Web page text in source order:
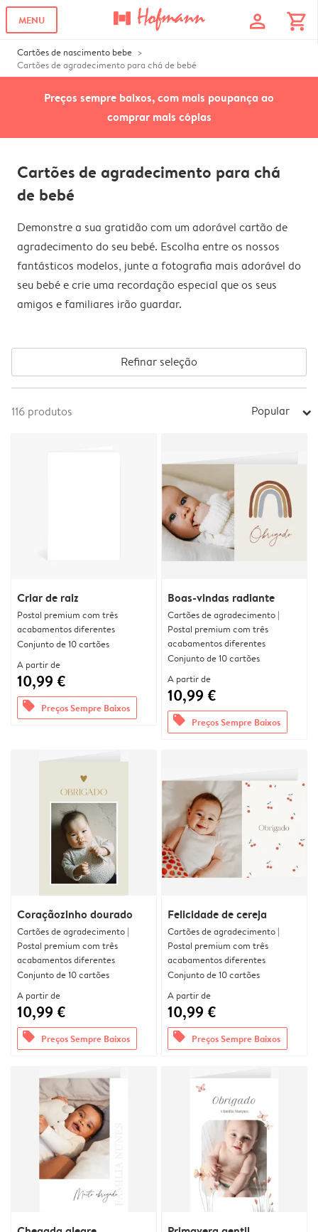
MENU profile shopping_cart
Cartões de nascimento bebe
Cartões de agradecimento para chá de bebé
Preços sempre baixos, com mais poupança ao
comprar mais cópias
Cartões de agradecimento para chá
de bebé
Demonstre a sua gratidão com um adorável cartão de
agradecimento do seu bebé. Escolha entre os nossos
fantásticos modelos, junte a fotografia mais adorável do
seu bebé e crie uma recordação especial que os seus
amigos e familiares irão guardar.
Refinar seleção
116 produtos Popular arrow_right
Criar de raiz
Postal premium com três
acabamentos diferentes
Conjunto de 10 cartões
A partir de
10,99 €
offers Preços Sempre Baixos
Boas-vindas radiante
Cartões de agradecimento |
Postal premium com três
acabamentos diferentes
Conjunto de 10 cartões
A partir de
10,99 €
offers Preços Sempre Baixos
Coraçãozinho dourado
Cartões de agradecimento |
Postal premium com três
acabamentos diferentes
Conjunto de 10 cartões
A partir de
10,99 €
offers Preços Sempre Baixos
Felicidade de cereja
Cartões de agradecimento |
Postal premium com três
acabamentos diferentes
Conjunto de 10 cartões
A partir de
10,99 €
offers Preços Sempre Baixos